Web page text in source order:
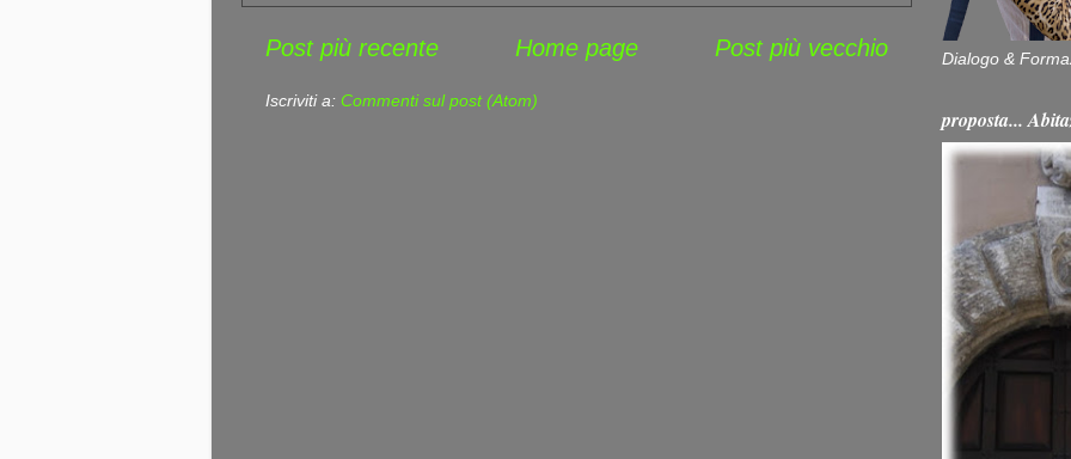
Post più recente Post più vecchio
Home page
Iscriviti a: Commenti sul post (Atom)
Dialogo &
proposta...